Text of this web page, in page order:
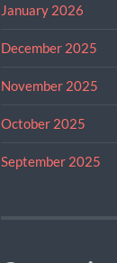
January 2026
December 2025
November 2025
October 2025
September 2025